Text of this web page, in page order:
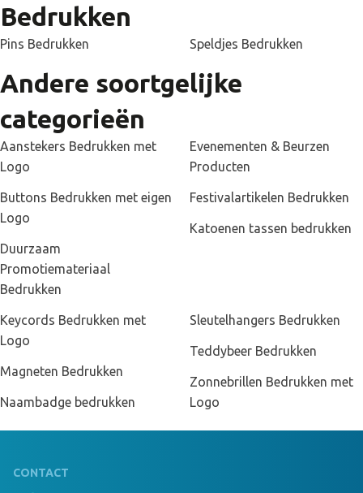
Bedrukken
Pins Bedrukken Speldjes Bedrukken
Andere soortgelijke
categorieën
Aanstekers Bedrukken met
Logo
Buttons Bedrukken met eigen
Logo
Duurzaam
Promotiemateriaal
Bedrukken
Evenementen & Beurzen
Producten
Festivalartikelen Bedrukken
Katoenen tassen bedrukken
Keycords Bedrukken met
Logo
Magneten Bedrukken
Naambadge bedrukken
Sleutelhangers Bedrukken
Teddybeer Bedrukken
Zonnebrillen Bedrukken met
Logo
CONTACT